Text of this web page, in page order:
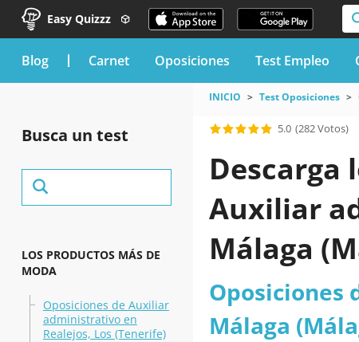
Easy Quizzz
blog Carnet Oposiciones Test Empleo
Busca un test
LOS PRODUCTOS MÁS DE
MODA
Oposiciones de Auxiliar
administrativo en
Realejos, Los (Tenerife)
INICIO Test Oposiciones
5.0 (282 Votos)
Descarga
Auxiliar
Málaga
Oposiciones
Málaga